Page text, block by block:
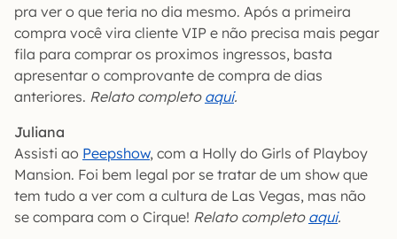
pra ver o que teria no dia mesmo. Após a primeira
compra você vira cliente VIP e não precisa mais pegar
fila para comprar os proximos ingressos, basta
apresentar o comprovante de compra de dias
anteriores. Relato completo aqui.
Juliana
Assisti ao Peepshow, com a Holly do Girls of Playboy
Mansion. Foi bem legal por se tratar de um show que
tem tudo a ver com a cultura de Las Vegas, mas não
se compara com o Cirque! Relato completo aqui.